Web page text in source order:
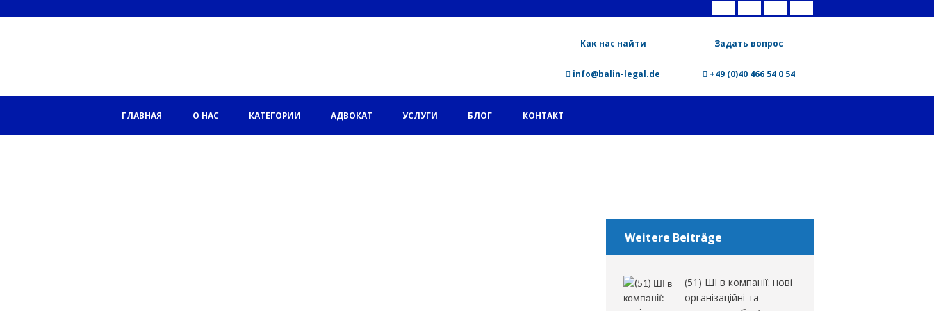
Как нас найти Задать вопрос
info@balin-legal.de +49 (0)40 466 54 0 54
ГЛАВНАЯ О НАС КАТЕГОРИИ АДВОКАТ УСЛУГИ БЛОГ КОНТАКТ
Weitere Beiträge
(51) ШІ в компанії: нові
організаційні та